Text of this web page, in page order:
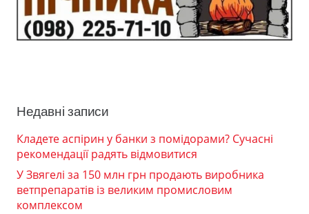
Недавні записи
Кладете аспірин у банки з помідорами? Сучасні
рекомендації радять відмовитися
У Звягелі за 150 млн грн продають виробника
ветпрепаратів із великим промисловим
комплексом